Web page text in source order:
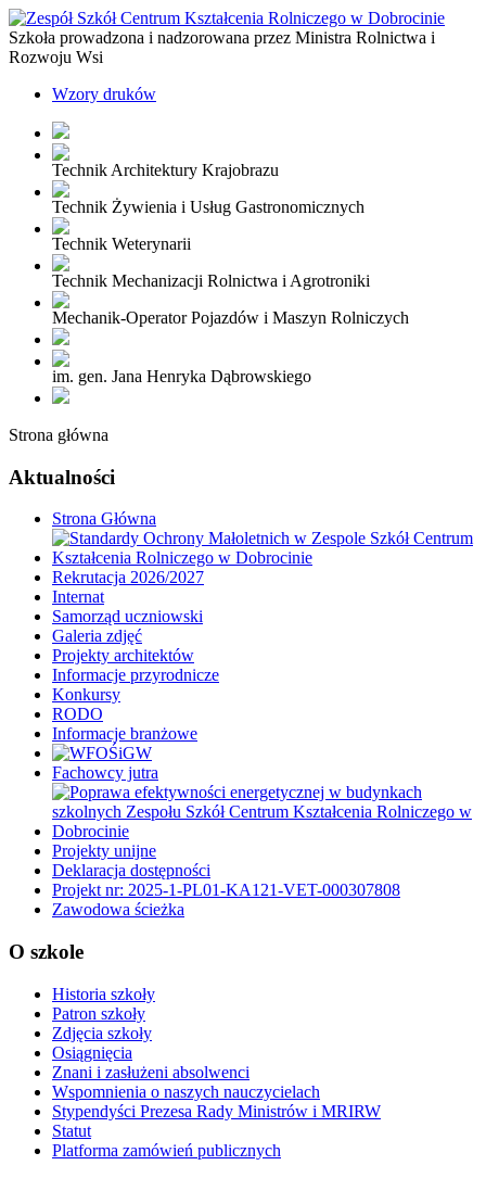
Szkoła prowadzona i nadzorowana przez Ministra Rolnictwa i
Rozwoju Wsi
Wzory druków
Technik Architektury Krajobrazu
Technik Żywienia i Usług Gastronomicznych
Technik Weterynarii
Technik Mechanizacji Rolnictwa i Agrotroniki
Mechanik-Operator Pojazdów i Maszyn Rolniczych
im. gen. Jana Henryka Dąbrowskiego
Strona główna
Aktualności
Strona Główna
Rekrutacja 2026/2027
Internat
Samorząd uczniowski
Galeria zdjęć
Projekty architektów
Informacje przyrodnicze
Konkursy
RODO
Informacje branżowe
Fachowcy jutra
Projekty unijne
Deklaracja dostępności
Projekt nr: 2025-1-PL01-KA121-VET-000307808
Zawodowa ścieżka
O szkole
Historia szkoły
Patron szkoły
Zdjęcia szkoły
Osiągnięcia
Znani i zasłużeni absolwenci
Wspomnienia o naszych nauczycielach
Stypendyści Prezesa Rady Ministrów i MRIRW
Statut
Platforma zamówień publicznych